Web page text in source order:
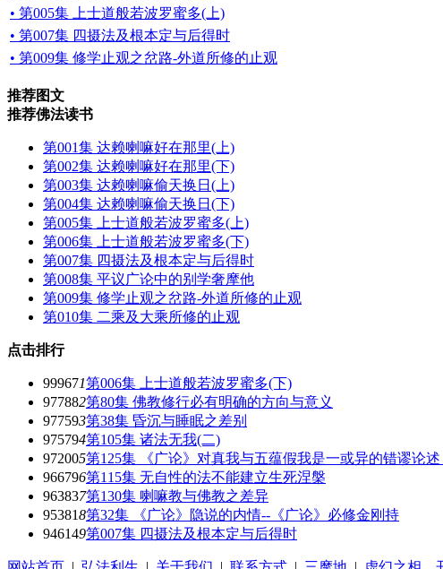
• 第005集 上士道般若波罗蜜多(上)
• 第007集 四摄法及根本定与后得时
• 第009集 修学止观之岔路-外道所修的止观
推荐图文
推荐佛法读书
第001集 达赖喇嘛好在那里(上)
第002集 达赖喇嘛好在那里(下)
第003集 达赖喇嘛偷天换日(上)
第004集 达赖喇嘛偷天换日(下)
第005集 上士道般若波罗蜜多(上)
第006集 上士道般若波罗蜜多(下)
第007集 四摄法及根本定与后得时
第008集 平议广论中的别学奢摩他
第009集 修学止观之岔路-外道所修的止观
第010集 二乘及大乘所修的止观
点击排行
999671第006集 上士道般若波罗蜜多(下)
977882第80集 佛教修行必有明确的方向与意义
977593第38集 昏沉与睡眠之差别
975794第105集 诸法无我(二)
972005第125集 《广论》对真我与五蕴假我是一或异的错谬论述
966796第115集 无自性的法不能建立生死涅槃
963837第130集 喇嘛教与佛教之差异
953818第32集 《广论》隐说的内情--《广论》必修金刚持
946149第007集 四摄法及根本定与后得时